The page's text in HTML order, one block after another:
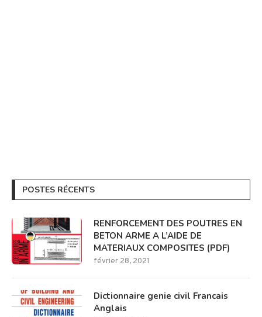
POSTES RÉCENTS
RENFORCEMENT DES POUTRES EN
BETON ARME A L’AIDE DE
MATERIAUX COMPOSITES (PDF)
février 28, 2021
Dictionnaire genie civil Francais
Anglais